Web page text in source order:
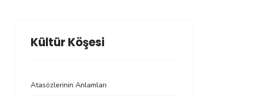
Kültür Köşesi
Atasözlerinin Anlamları